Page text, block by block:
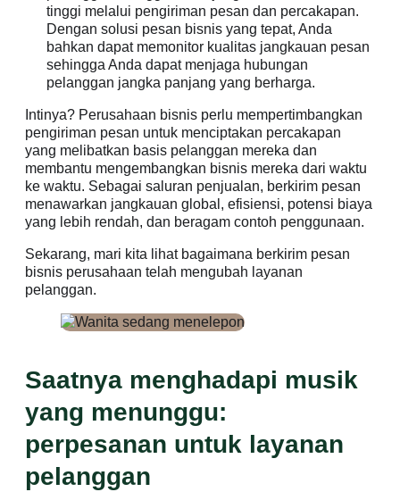
tinggi melalui pengiriman pesan dan percakapan.
Dengan solusi pesan bisnis yang tepat, Anda
bahkan dapat memonitor kualitas jangkauan pesan
sehingga Anda dapat menjaga hubungan
pelanggan jangka panjang yang berharga.
Intinya? Perusahaan bisnis perlu mempertimbangkan
pengiriman pesan untuk menciptakan percakapan
yang melibatkan basis pelanggan mereka dan
membantu mengembangkan bisnis mereka dari waktu
ke waktu. Sebagai saluran penjualan, berkirim pesan
menawarkan jangkauan global, efisiensi, potensi biaya
yang lebih rendah, dan beragam contoh penggunaan.
Sekarang, mari kita lihat bagaimana berkirim pesan
bisnis perusahaan telah mengubah layanan
pelanggan.
Saatnya menghadapi musik
yang menunggu:
perpesanan untuk layanan
pelanggan